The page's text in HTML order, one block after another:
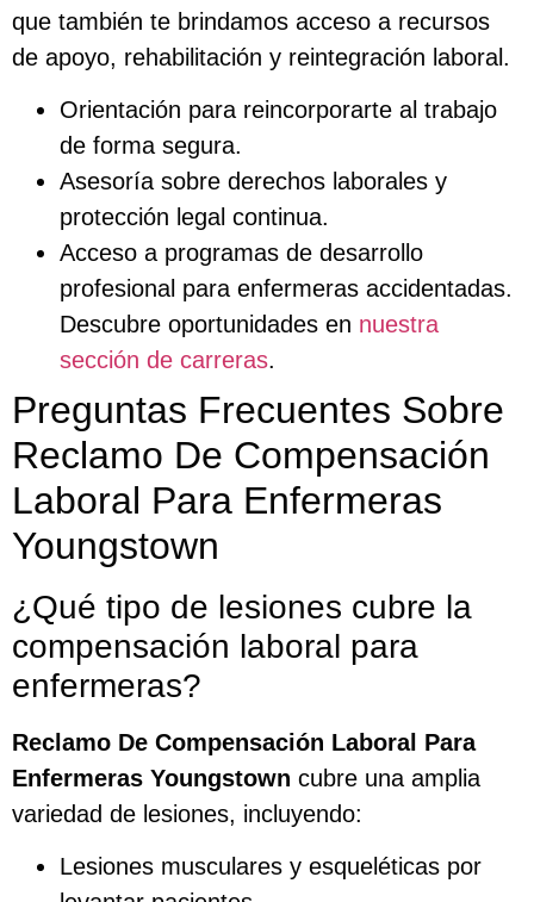
que también te brindamos acceso a recursos
de apoyo, rehabilitación y reintegración laboral.
Orientación para reincorporarte al trabajo
de forma segura.
Asesoría sobre derechos laborales y
protección legal continua.
Acceso a programas de desarrollo
profesional para enfermeras accidentadas.
Descubre oportunidades en nuestra
sección de carreras.
Preguntas Frecuentes Sobre
Reclamo De Compensación
Laboral Para Enfermeras
Youngstown
¿Qué tipo de lesiones cubre la
compensación laboral para
enfermeras?
Reclamo De Compensación Laboral Para
Enfermeras Youngstown cubre una amplia
variedad de lesiones, incluyendo:
Lesiones musculares y esqueléticas por